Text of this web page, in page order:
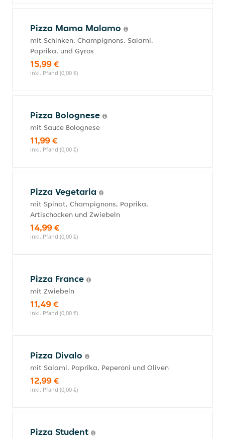
Pizza Mama Malamo
mit Schinken, Champignons, Salami,
Paprika, und Gyros
15,99 €
inkl. Pfand (0,00 €)
Pizza Bolognese
mit Sauce Bolognese
11,99 €
inkl. Pfand (0,00 €)
Pizza Vegetaria
mit Spinat, Champignons, Paprika,
Artischocken und Zwiebeln
14,99 €
inkl. Pfand (0,00 €)
Pizza France
mit Zwiebeln
11,49 €
inkl. Pfand (0,00 €)
Pizza Divalo
mit Salami, Paprika, Peperoni und Oliven
12,99 €
inkl. Pfand (0,00 €)
Pizza Student